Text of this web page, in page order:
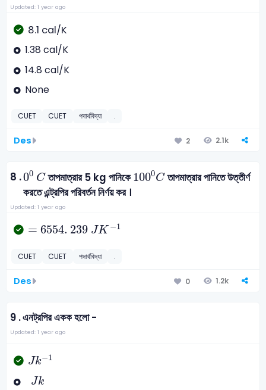
Updated: 1 year ago
8.1 cal/K
1.38 cal/K
14.8 cal/K
None
CUET CUET পদার্থবিদ্যা .
Des 2 2.1k
8 .00 C
00 Cতাপমাত্রার 5 kg পানিকে1000C
1000Cতাপমাত্রার পানিতে উত্তীর্ণ
করতে এন্ট্রপির পরিবর্তন নির্ণয় কর ।
Updated: 1 year ago
= 6554. 239 JK −1
6554 239 JK-1
CUET CUET পদার্থবিদ্যা .
Des 0 1.2k
9 .এনট্রপির একক হলো -
Updated: 1 year ago
Jk−1
Jk -1
Jk
Jk